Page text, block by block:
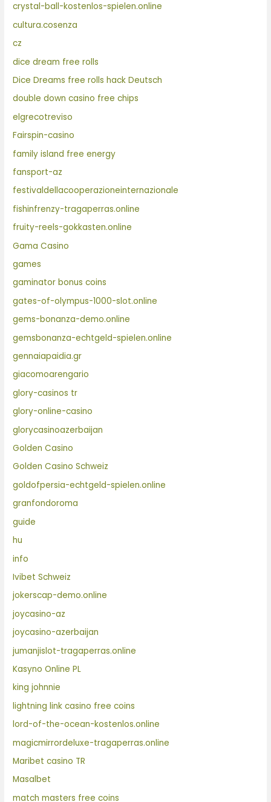
crystal-ball-kostenlos-spielen.online
cultura.cosenza
cz
dice dream free rolls
Dice Dreams free rolls hack Deutsch
double down casino free chips
elgrecotreviso
Fairspin-casino
family island free energy
fansport-az
festivaldellacooperazioneinternazionale
fishinfrenzy-tragaperras.online
fruity-reels-gokkasten.online
Gama Casino
games
gaminator bonus coins
gates-of-olympus-1000-slot.online
gems-bonanza-demo.online
gemsbonanza-echtgeld-spielen.online
gennaiapaidia.gr
giacomoarengario
glory-casinos tr
glory-online-casino
glorycasinoazerbaijan
Golden Casino
Golden Casino Schweiz
goldofpersia-echtgeld-spielen.online
granfondoroma
guide
hu
info
Ivibet Schweiz
jokerscap-demo.online
joycasino-az
joycasino-azerbaijan
jumanjislot-tragaperras.online
Kasyno Online PL
king johnnie
lightning link casino free coins
lord-of-the-ocean-kostenlos.online
magicmirrordeluxe-tragaperras.online
Maribet casino TR
Masalbet
match masters free coins